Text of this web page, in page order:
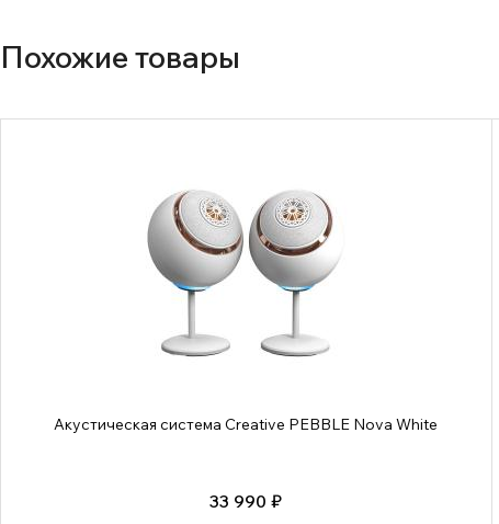
Похожие товары
Акустическая система Creative PEBBLE Nova White
33 990 ₽